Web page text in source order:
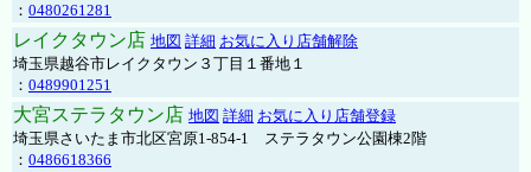
： 0480261281
レイクタウン店 地図 詳細 お気に入り店舗解除
埼玉県越谷市レイクタウン３丁目１番地１
： 0489901251
大宮ステラタウン店 地図 詳細 お気に入り店舗登録
埼玉県さいたま市北区宮原1-854-1 ステラタウン公園棟2階
： 0486618366